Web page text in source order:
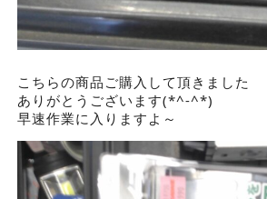
こちらの商品ご購入して頂きました
ありがとうございます(*^-^*)
早速作業に入りますよ～